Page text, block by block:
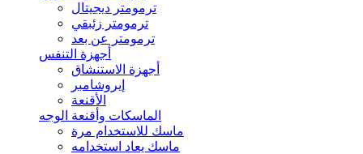
ترمومتر ديجيتال
ترمومتر زئبقي
ترمومتر عن بعد
أجهزة التنفس
أجهزة الاستنشاق
إيروشامبر
الأقنعة
الماسكات وأقنعة الوجه
ماسك للاستخدام مرة
ماسك يعاد استخدامه